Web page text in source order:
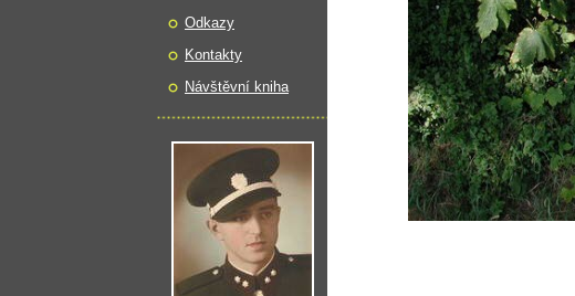
Odkazy
Kontakty
Návštěvní kniha